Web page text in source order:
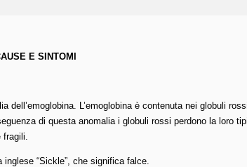
E SINTOMI
L’emoglobina è contenuta nei globuli
di questa anomalia i globuli rossi perdono la loro
fragili.
inglese “Sickle”, che significa falce.